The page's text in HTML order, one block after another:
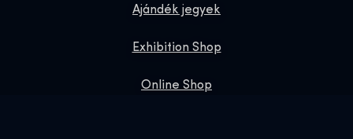
Ajándék jegyek
Exhibition Shop
Online Shop